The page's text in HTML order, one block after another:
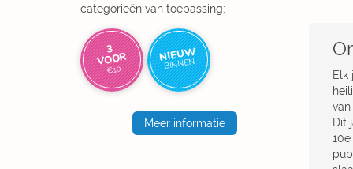
categorieën van toepassing:
3
VOOR
€10
NIEUW
BINNEN
Meer informatie
Elk
Dit